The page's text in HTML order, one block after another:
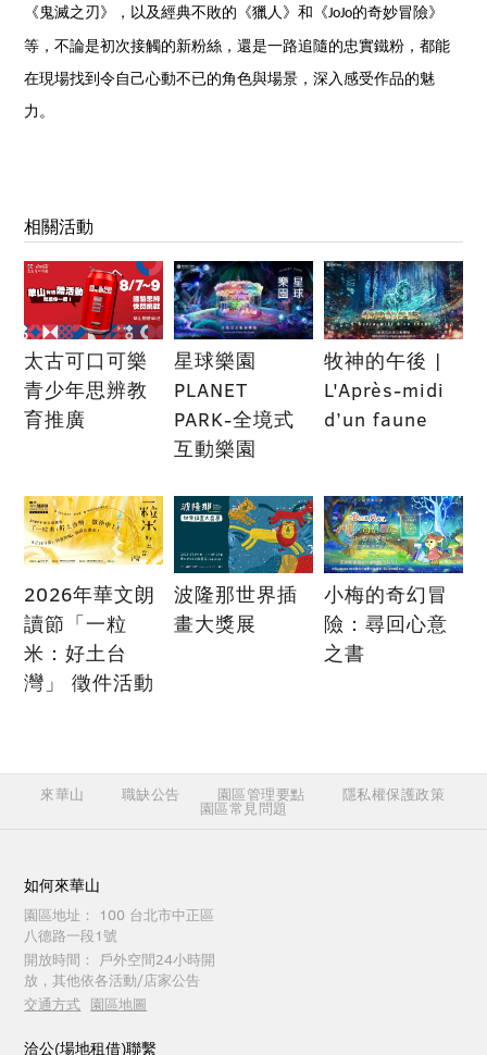
《鬼滅之刃》，以及經典不敗的《獵人》和《JoJo的奇妙冒險》
等，不論是初次接觸的新粉絲，還是一路追隨的忠實鐵粉，都能
在現場找到令自己心動不已的角色與場景，深入感受作品的魅
力。
相關活動
太古可口可樂
青少年思辨教
育推廣
星球樂園
PLANET
PARK-全境式
互動樂園
牧神的午後 |
L'Après-midi
d’un faune
2026年華文朗
讀節「一粒
米：好土台
灣」 徵件活動
波隆那世界插
畫大獎展
小梅的奇幻冒
險：尋回心意
之書
來華山 職缺公告 園區管理要點 隱私權保護政策
園區常見問題
如何來華山
園區地址：
100 台北市中正區
八德路一段1號
開放時間：
戶外空間24小時開
放，其他依各活動/店家公告
交通方式 園區地圖
洽公(場地租借)聯繫